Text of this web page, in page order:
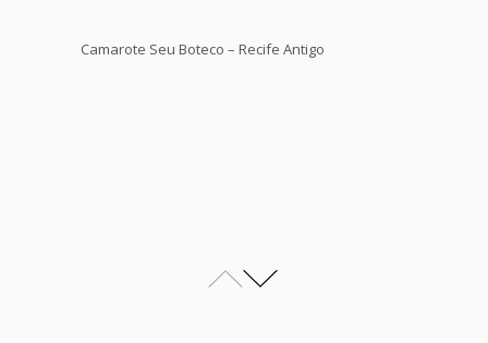
Camarote Seu Boteco – Recife Antigo